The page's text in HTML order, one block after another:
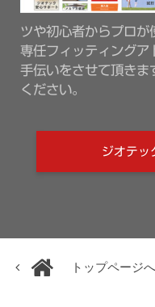
ツや初心者からプロが
専任フィッティングア
手伝いをさせて頂きま
ください。
ジオテッ
トップページへ